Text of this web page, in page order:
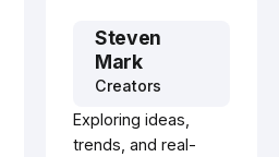
Steven
Mark
Creators
Exploring ideas,
trends, and real-